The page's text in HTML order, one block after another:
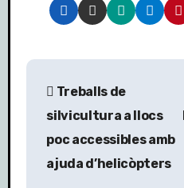
N
Treballs de
silvicultura a llocs
poc accessibles amb
ajuda d’helicòpters